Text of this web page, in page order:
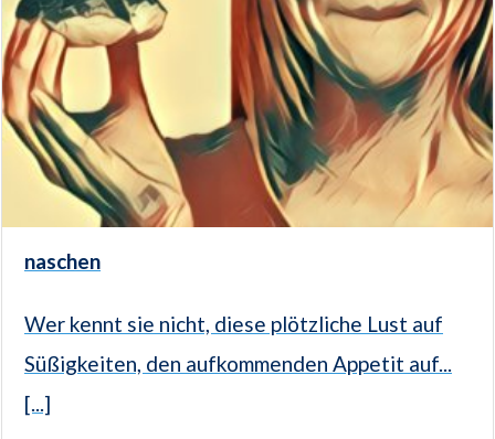
naschen
Wer kennt sie nicht, diese plötzliche Lust auf
Süßigkeiten, den aufkommenden Appetit auf...
[...]